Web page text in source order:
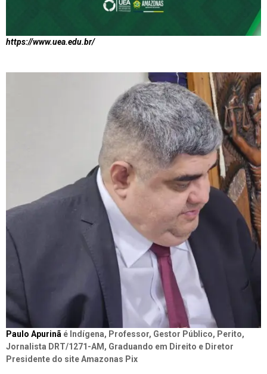
https://www.uea.edu.br/
Paulo Apurinã é Indígena, Professor, Gestor Público, Perito,
Jornalista DRT/1271-AM, Graduando em Direito e Diretor
Presidente do site Amazonas Pix